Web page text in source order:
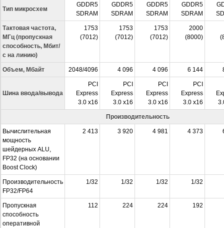
Тип микросхем
GDDR5
SDRAM
GDDR5
SDRAM
GDDR5
SDRAM
GDDR5
SDRAM
Тактовая частота,
МГц (пропускная
способность, Мбит/
с на линию)
1753
(7012)
1753
(7012)
1753
(7012)
2000
(8000)
Объем, Мбайт 2048/4096 4 096 4 096 6 144
Шина ввода/вывода
PCI
Express
3.0 x16
PCI
Express
3.0 x16
PCI
Express
3.0 x16
PCI
Express
3.0 x16
Производительность
Вычислительная
мощность
шейдерных ALU,
FP32 (на основании
Boost Clock)
2 413 3 920 4 981 4 373
Производительность
FP32/FP64
1/32 1/32 1/32 1/32
Пропускная
способность
оперативной
112 224 224 192